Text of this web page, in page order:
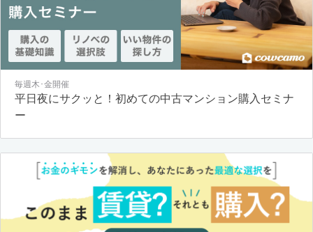
毎週木･金開催
平日夜にサクッと！初めての中古マンション購入セミナ
ー